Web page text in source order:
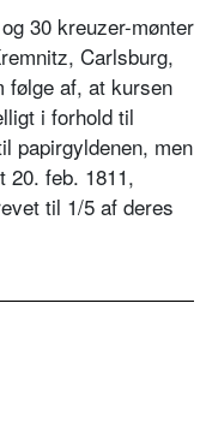
30 kreuzer-mønter
Carlsburg,
følge af, at kursen
i forhold til
papirgyldenen, men
20. feb. 1811,
til 1/5 af deres